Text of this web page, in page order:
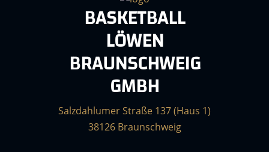
BASKETBALL
LÖWEN
BRAUNSCHWEIG
GMBH
Salzdahlumer Straße 137 (Haus 1)
38126 Braunschweig